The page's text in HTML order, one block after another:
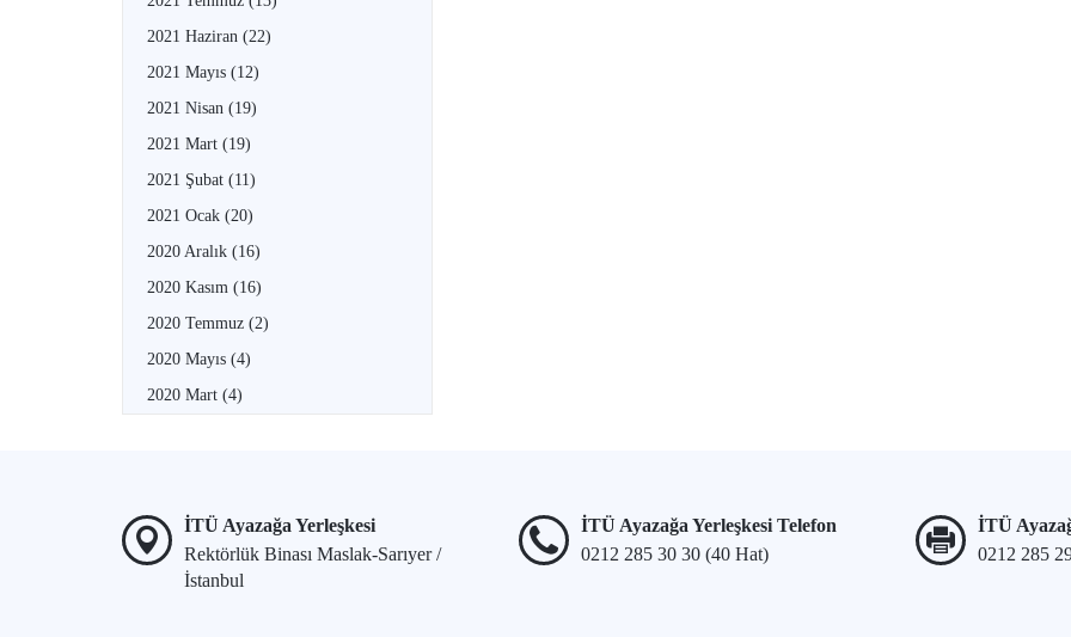
2021 Haziran (22)
2021 Mayıs (12)
2021 Nisan (19)
2021 Mart (19)
2021 Şubat (11)
2021 Ocak (20)
2020 Aralık (16)
2020 Kasım (16)
2020 Temmuz (2)
2020 Mayıs (4)
2020 Mart (4)
İTÜ Ayazağa Yerleşkesi
Rektörlük Binası Maslak-Sarıyer /
İstanbul
İTÜ Ayazağa Yerleşkesi Telefon
0212 285 30 30 (40 Hat)
İTÜ
0212 285